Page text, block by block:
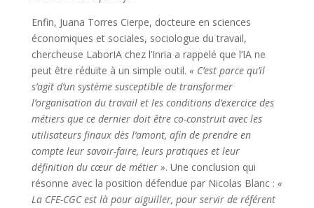
Enfin, Juana Torres Cierpe, docteure en sciences
économiques et sociales, sociologue du travail,
chercheuse LaborIA chez l’Inria a rappelé que l’IA ne
peut être réduite à un simple outil. « C’est parce qu’il
s’agit d’un système susceptible de transformer
l’organisation du travail et les conditions d’exercice des
métiers que ce dernier doit être co-construit avec les
utilisateurs finaux dès l’amont, afin de prendre en
compte leur savoir-faire, leurs pratiques et leur
définition du cœur de métier ». Une conclusion qui
résonne avec la position défendue par Nicolas Blanc : «
La CFE-CGC est là pour aiguiller, pour servir de référent